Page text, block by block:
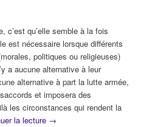
c’est qu’elle semble à la fois
est nécessaire lorsque différents
politiques ou religieuses)
a aucune alternative à leur
alternative à part la lutte armée,
et imposera des
les circonstances qui rendent la
la lecture →